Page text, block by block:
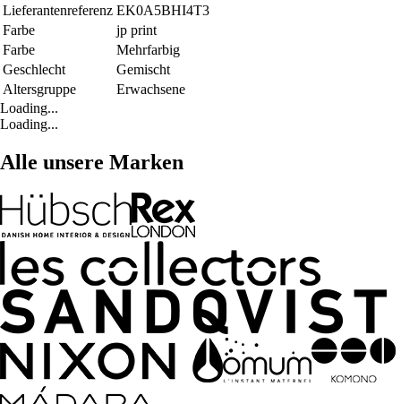
Lieferantenreferenz EK0A5BHI4T3
Farbe
jp print
Farbe
Mehrfarbig
Geschlecht
Gemischt
Altersgruppe
Erwachsene
Loading...
Loading...
Alle unsere Marken